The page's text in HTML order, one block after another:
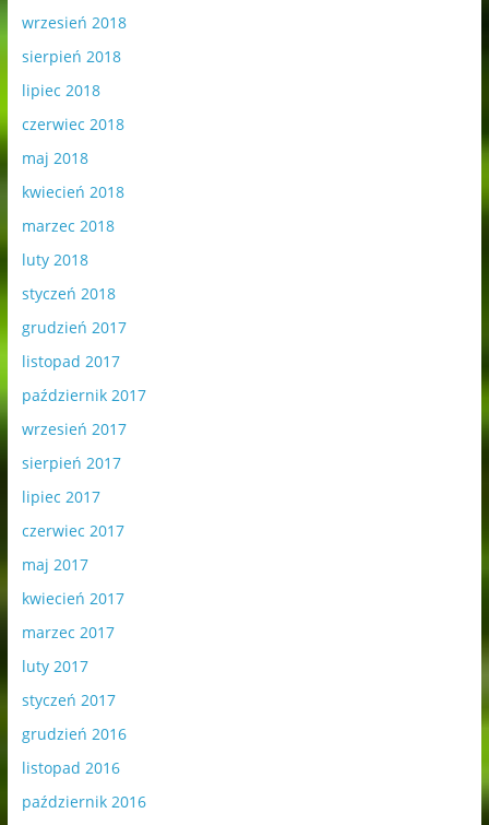
wrzesień 2018
sierpień 2018
lipiec 2018
czerwiec 2018
maj 2018
kwiecień 2018
marzec 2018
luty 2018
styczeń 2018
grudzień 2017
listopad 2017
październik 2017
wrzesień 2017
sierpień 2017
lipiec 2017
czerwiec 2017
maj 2017
kwiecień 2017
marzec 2017
luty 2017
styczeń 2017
grudzień 2016
listopad 2016
październik 2016